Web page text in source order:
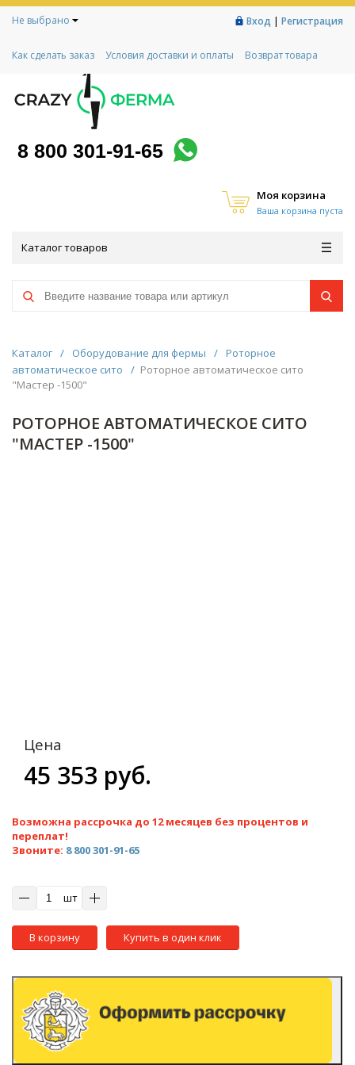
Не выбрано Вход | Регистрация
Как сделать заказ Условия доставки и оплаты
Возврат товара
Контакты
Социальный контракт
Любимая ферма
8 800 301-91-65
Моя корзина
Ваша корзина пуста
Каталог товаров
Каталог / Оборудование для фермы / Роторное
автоматическое сито
/ Роторное автоматическое сито
"Мастер -1500"
РОТОРНОЕ АВТОМАТИЧЕСКОЕ СИТО
"МАСТЕР -1500"
Цена
45 353 руб.
Возможна рассрочка до 12 месяцев без процентов и
переплат!
Звоните: 8 800 301-91-65
шт
В корзину Купить в один клик